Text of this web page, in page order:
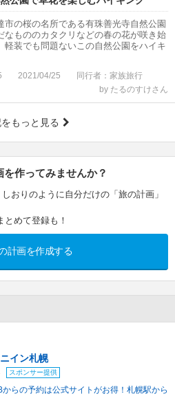
市の桜の名所である有珠善光寺自然公園
なもののカタクリなどの春の花が咲き始
軽装でも問題ないこの自然公園をハイキ
2021/04/25
同行者：家族旅行
by たるのすけさん
もっと見る
作ってみませんか？
おりのように自分だけの「旅の計画」
めて登録も！
計画を作成する
イン札幌
スポンサー提供
からの予約は公式サイトがお得！札幌駅から